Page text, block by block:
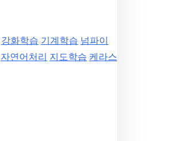
강화학습 기계학습 넘파이
자연어처리 지도학습 케라스